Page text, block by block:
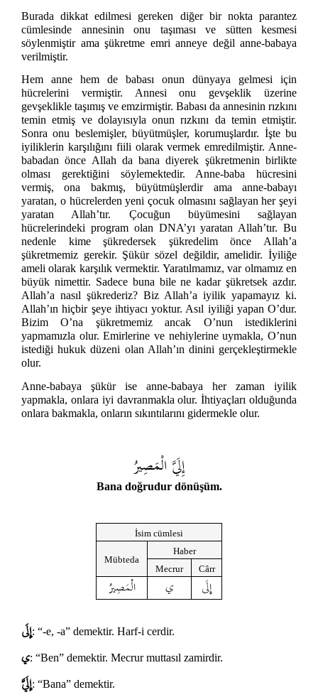
Burada dikkat edilmesi gereken diğer bir nokta parantez
cümlesinde annesinin onu taşıması ve sütten kesmesi
söylenmiştir ama şükretme emri anneye değil anne-babaya
verilmiştir.
Hem anne hem de babası onun dünyaya gelmesi için
hücrelerini vermiştir. Annesi onu gevşeklik üzerine
gevşeklikle taşımış ve emzirmiştir. Babası da annesinin rızkını
temin etmiş ve dolayısıyla onun rızkını da temin etmiştir.
Sonra onu beslemişler, büyütmüşler, korumuşlardır. İşte bu
iyiliklerin karşılığını fiili olarak vermek emredilmiştir. Anne-
babadan önce Allah da bana diyerek şükretmenin birlikte
olması gerektiğini söylemektedir. Anne-baba hücresini
vermiş, ona bakmış, büyütmüşlerdir ama anne-babayı
yaratan, o hücrelerden yeni çocuk olmasını sağlayan her şeyi
yaratan Allah’tır. Çocuğun büyümesini sağlayan
hücrelerindeki program olan DNA’yı yaratan Allah’tır. Bu
nedenle kime şükredersek şükredelim önce Allah’a
şükretmemiz gerekir. Şükür sözel değildir, amelidir. İyiliğe
ameli olarak karşılık vermektir. Yaratılmamız, var olmamız en
büyük nimettir. Sadece buna bile ne kadar şükretsek azdır.
Allah’a nasıl şükrederiz? Biz Allah’a iyilik yapamayız ki.
Allah’ın hiçbir şeye ihtiyacı yoktur. Asıl iyiliği yapan O’dur.
Bizim O’na şükretmemiz ancak O’nun istediklerini
yapmamızla olur. Emirlerine ve nehiylerine uymakla, O’nun
istediği hukuk düzeni olan Allah’ın dinini gerçekleştirmekle
olur.
Anne-babaya şükür ise anne-babaya her zaman iyilik
yapmakla, onlara iyi davranmakla olur. İhtiyaçları olduğunda
onlara bakmakla, onların sıkıntılarını gidermekle olur.
إِلَيَّ الْمَصِيرُ
Bana doğrudur dönüşüm.
İsim cümlesi
Mübteda
Haber
Mecrur
Cârr
الْمَصِيرُ ي
إِلَى
إِلَى: “-e, -a” demektir. Harf-i cerdir.
ي: “Ben” demektir. Mecrur muttasıl zamirdir.
إِلَيَّ: “Bana” demektir.